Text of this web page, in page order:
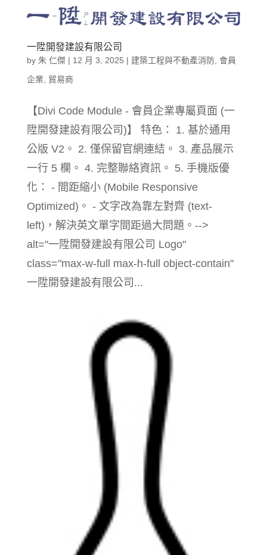
一陞開發建設有限公司
by 朱 仁傑| 12 月 3, 2025 | 建築工程與不動產消防, 會員
企業
貿易商
【Divi Code Module - 會員企業專屬頁面 (一
陞開發建設有限公司)】 特色： 1. 基於通用
公版 V2。 2. 僅保留官網連結。 3. 產品展示
一行 5 欄。 4. 完整聯絡資訊。 5. 手機版優
化： - 間距縮小 (Mobile Responsive
Optimized)。 - 文字改為靠左對齊 (text-
left)，解決英文單字間距過大問題。-->
alt="一陞開發建設有限公司 Logo"
class="max-w-full max-h-full object-contain"
一陞開發建設有限公司...